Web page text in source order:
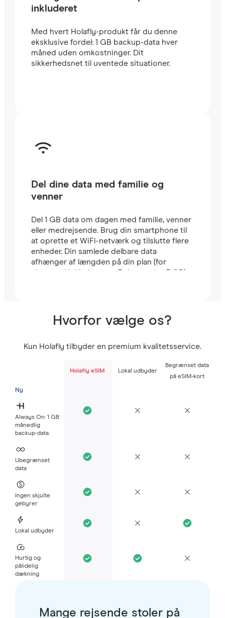
inkluderet
Med hvert Holafly-produkt får du denne
eksklusive fordel: 1 GB backup-data hver
måned uden omkostninger. Dit
sikkerhedsnet til uventede situationer.
Del dine data med familie og
venner
Del 1 GB data om dagen med familie, venner
eller medrejsende. Brug din smartphone til
at oprette et WiFi-netværk og tilslutte flere
enheder. Din samlede delbare data
afhænger af længden på din plan (for
eksempel inkluderer en 7-dages plan 7 GB).
Hvorfor vælge os?
Kun Holafly tilbyder en premium kvalitetsservice.
Holafly eSIM Lokal udbyder
Begrænset data
på eSIM-kort
Ny
Always On: 1 GB
månedlig
backup-data.
Ubegrænset
data
Ingen skjulte
gebyrer
Lokal udbyder
Hurtig og
pålidelig
dækning
Mange rejsende stoler på